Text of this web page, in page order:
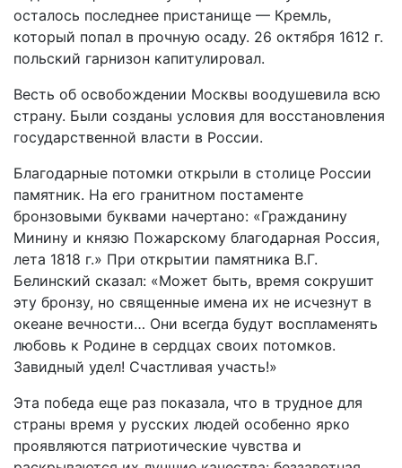
осталось последнее пристанище — Кремль,
который попал в прочную осаду. 26 октября 1612 г.
польский гарнизон капитулировал.
Весть об освобождении Москвы воодушевила всю
страну. Были созданы условия для восстановления
государственной власти в России.
Благодарные потомки открыли в столице России
памятник. На его гранитном постаменте
бронзовыми буквами начертано: «Гражданину
Минину и князю Пожарскому благодарная Россия,
лета 1818 г.» При открытии памятника В.Г.
Белинский сказал: «Может быть, время сокрушит
эту бронзу, но священные имена их не исчезнут в
океане вечности… Они всегда будут воспламенять
любовь к Родине в сердцах своих потомков.
Завидный удел! Счастливая участь!»
Эта победа еще раз показала, что в трудное для
страны время у русских людей особенно ярко
проявляются патриотические чувства и